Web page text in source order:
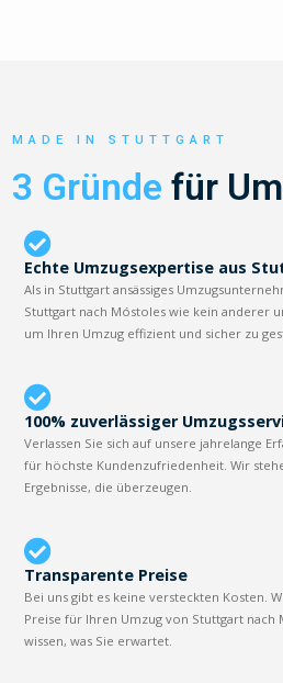
MADE IN STUTTGART
3 Gründe für
Echte Umzugsexpertise aus
Als in Stuttgart ansässiges
Stuttgart nach Móstoles wie kein anderer
um Ihren Umzug effizient und sicher zu
100% zuverlässiger
Verlassen Sie sich auf unsere jahrelange
für höchste Kundenzufriedenheit. Wir
Ergebnisse, die überzeugen.
Transparente Preise
Bei uns gibt es keine versteckten Kosten.
Preise für Ihren Umzug von Stuttgart nach
wissen, was Sie erwartet.